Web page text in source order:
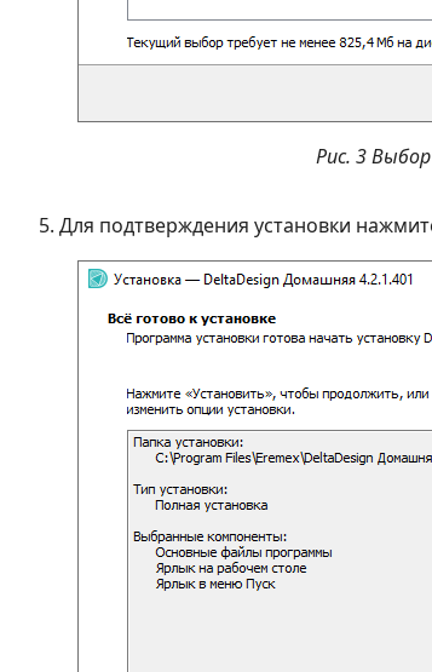
Рис. 3
Для подтверждения установки